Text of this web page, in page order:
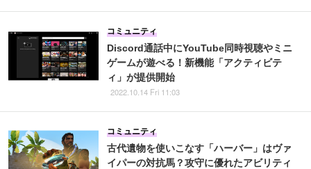
Discord通話中にYouTube同時視聴やミニ
ゲームが遊べる！新機能「アクティビテ
ィ」が提供開始
コミュニティ
2022.10.14 Fri 11:03
古代遺物を使いこなす「ハーバー」はヴァ
イパーの対抗馬？攻守に優れたアビリティ
コミュニティ